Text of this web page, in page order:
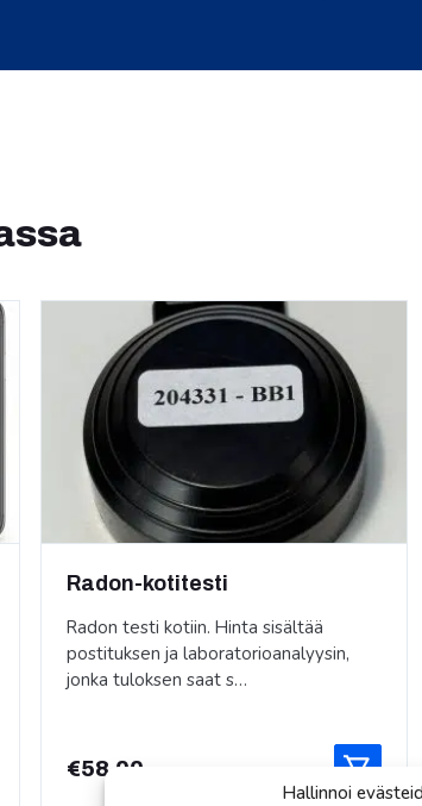
Hallinnoi
Radon-kotitesti
Radon testi kotiin. Hinta sisältää
postituksen ja laboratorioanalyysin,
jonka tuloksen saat s…
€58,00